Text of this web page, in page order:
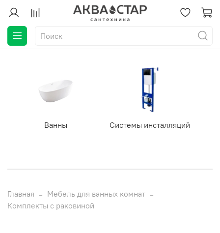
Ванны Системы инсталляций
Главная
Мебель для ванных комнат
Комплекты с раковиной